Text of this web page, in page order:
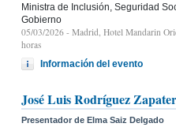
Ministra de Inclusión, Seguridad
Gobierno
05/03/2026 - Madrid, Hotel Mandarin
horas
Información del evento
José Luis Rodríguez
Presentador de Elma Saiz Delgado